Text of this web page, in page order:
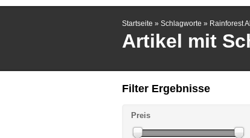
Startseite » Schlagworte » Rainforest
Artikel mit
Filter Ergebnisse
Preis